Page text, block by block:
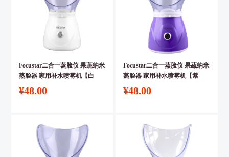
Focustar二合一蒸脸仪 果蔬纳米
蒸脸器 家用补水喷雾机【白
色】
¥48.00
Focustar二合一蒸脸仪 果蔬纳米
蒸脸器 家用补水喷雾机【紫
色】
¥48.00